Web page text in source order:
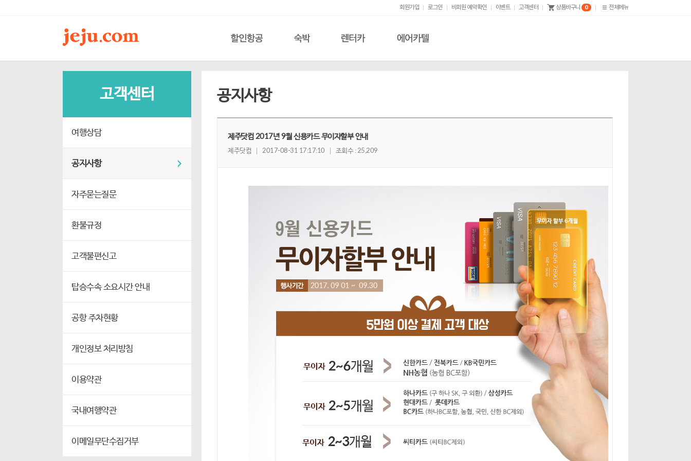
회원가입 로그인 비회원 예약확인 이벤트 고객센터 상품바구니 0 전체메뉴
할인항공 숙박 렌터카 에어카텔
고객센터
여행상담
공지사항
자주묻는질문
환불규정
고객불편신고
탑승수속 소요시간 안내
공항 주차현황
개인정보 처리방침
이용약관
국내여행약관
이메일무단수집거부
공지사항
제주닷컴 2017년 9월 신용카드 무이자할부 안내
제주닷컴 2017-08-31 17:17:10 조회수 : 25,209